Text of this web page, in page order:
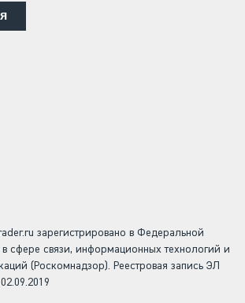
зарегистрировано в Федеральной
сфере связи, информационных технологий и
(Роскомнадзор). Реестровая запись ЭЛ